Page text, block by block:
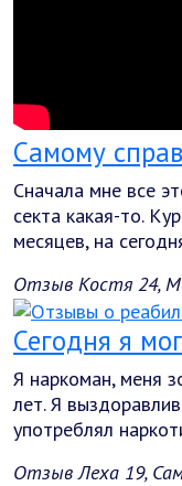
Самому
Сначала мне все
секта какая-то.
месяцев, на
Отзыв Костя 24,
Сегодня я
Я наркоман, меня
лет. Я
употреблял
Отзыв Леха 19,